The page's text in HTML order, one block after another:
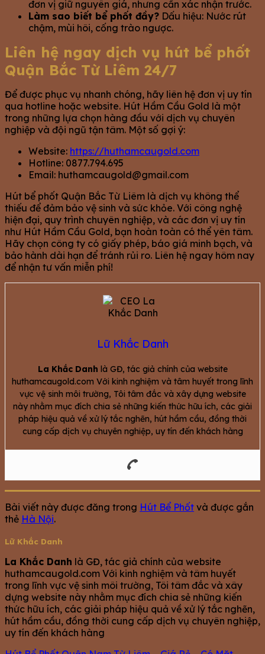
đơn vị giữ nguyên giá, nhưng cần xác nhận trước.
Làm sao biết bể phốt đầy? Dấu hiệu: Nước rút
chậm, mùi hôi, cống trào ngược.
Liên hệ ngay dịch vụ hút bể phốt
Quận Bắc Từ Liêm 24/7
Để được phục vụ nhanh chóng, hãy liên hệ đơn vị uy tín
qua hotline hoặc website. Hút Hầm Cầu Gold là một
trong những lựa chọn hàng đầu với dịch vụ chuyên
nghiệp và đội ngũ tận tâm. Một số gợi ý:
Website: https://huthamcaugold.com
Hotline: 0877.794.695
Email: huthamcaugold@gmail.com
Hút bể phốt Quận Bắc Từ Liêm là dịch vụ không thể
thiếu để đảm bảo vệ sinh và sức khỏe. Với công nghệ
hiện đại, quy trình chuyên nghiệp, và các đơn vị uy tín
như Hút Hầm Cầu Gold, bạn hoàn toàn có thể yên tâm.
Hãy chọn công ty có giấy phép, báo giá minh bạch, và
bảo hành dài hạn để tránh rủi ro. Liên hệ ngay hôm nay
để nhận tư vấn miễn phí!
Lữ Khắc Danh
La Khắc Danh là GĐ, tác giả chính của website
huthamcaugold.com Với kinh nghiệm và tâm huyết trong lĩnh
vực vệ sinh môi trường, Tôi tâm đắc và xây dựng website
này nhằm mục đích chia sẻ những kiến thức hữu ích, các giải
pháp hiệu quả về xử lý tắc nghẽn, hút hầm cầu, đồng thời
cung cấp dịch vụ chuyên nghiệp, uy tín đến khách hàng
Bài viết này được đăng trong Hút Bể Phốt và được gắn
thẻ Hà Nội.
Lữ Khắc Danh
La Khắc Danh là GĐ, tác giả chính của website
huthamcaugold.com Với kinh nghiệm và tâm huyết
trong lĩnh vực vệ sinh môi trường, Tôi tâm đắc và xây
dựng website này nhằm mục đích chia sẻ những kiến
thức hữu ích, các giải pháp hiệu quả về xử lý tắc nghẽn,
hút hầm cầu, đồng thời cung cấp dịch vụ chuyên nghiệp,
uy tín đến khách hàng